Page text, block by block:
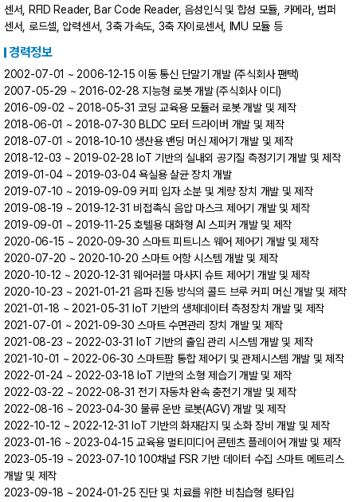
센서, RFID Reader, Bar Code Reader, 음성인식 및 합성 모듈, 카메라, 범퍼
센서, 로드셀, 압력센서, 3축 가속도, 3축 자이로센서, IMU 모듈 등
경력정보
2002-07-01 ~ 2006-12-15 이동 통신 단말기 개발 (주식회사 팬택)
2007-05-29 ~ 2016-02-28 지능형 로봇 개발 (주식회사 이디)
2016-09-02 ~ 2018-05-31 코딩 교육용 모듈러 로봇 개발 및 제작
2018-06-01 ~ 2018-07-30 BLDC 모터 드라이버 개발 및 제작
2018-07-01 ~ 2018-10-10 생산용 밴딩 머신 제어기 개발 및 제작
2018-12-03 ~ 2019-02-28 IoT 기반의 실내외 공기질 측정기기 개발 및 제작
2019-01-04 ~ 2019-03-04 욕실용 살균 장치 개발
2019-07-10 ~ 2019-09-09 커피 입자 소분 및 계량 장치 개발 및 제작
2019-08-19 ~ 2019-12-31 비접촉식 음압 마스크 제어기 개발 및 제작
2019-09-01 ~ 2019-11-25 호텔용 대화형 AI 스피커 개발 및 제작
2020-06-15 ~ 2020-09-30 스마트 피트니스 웨어 제어기 개발 및 제작
2020-07-20 ~ 2020-10-20 스마트 어항 시스템 개발 및 제작
2020-10-12 ~ 2020-12-31 웨어러블 마사지 슈트 제어기 개발 및 제작
2020-10-23 ~ 2021-01-21 음파 진동 방식의 콜드 브루 커피 머신 개발 및 제작
2021-01-18 ~ 2021-05-31 IoT 기반의 생체데이터 측정장치 개발 및 제작
2021-07-01 ~ 2021-09-30 스마트 수면관리 장치 개발 및 제작
2021-08-23 ~ 2022-03-31 IoT 기반의 출입 관리 시스템 개발 및 제작
2021-10-01 ~ 2022-06-30 스마트팜 통합 제어기 및 관제시스템 개발 및 제작
2022-01-24 ~ 2022-03-18 IoT 기반의 소형 제습기 개발 및 제작
2022-03-22 ~ 2022-08-31 전기 자동차 완속 충전기 개발 및 제작
2022-08-16 ~ 2023-04-30 물류 운반 로봇(AGV) 개발 및 제작
2022-10-12 ~ 2022-12-31 IoT 기반의 화재감지 및 소화 장비 개발 및 제작
2023-01-16 ~ 2023-04-15 교육용 멀티미디어 콘텐츠 플레이어 개발 및 제작
2023-05-19 ~ 2023-07-10 100채널 FSR 기반 데이터 수집 스마트 메트리스
개발 및 제작
2023-09-18 ~ 2024-01-25 진단 및 치료를 위한 비침습형 링타입